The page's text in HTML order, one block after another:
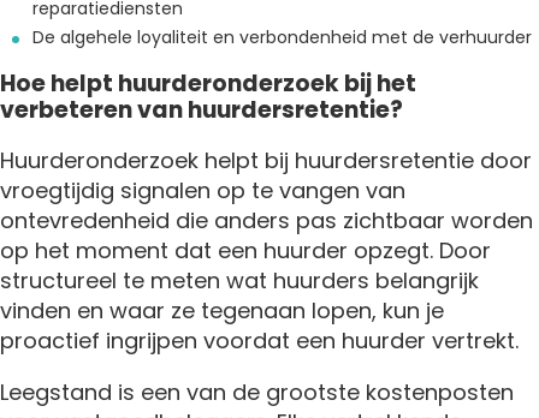
reparatiediensten
De algehele loyaliteit en verbondenheid met de verhuurder
Hoe helpt huurderonderzoek bij het
verbeteren van huurdersretentie?
Huurderonderzoek helpt bij huurdersretentie door
vroegtijdig signalen op te vangen van
ontevredenheid die anders pas zichtbaar worden
op het moment dat een huurder opzegt. Door
structureel te meten wat huurders belangrijk
vinden en waar ze tegenaan lopen, kun je
proactief ingrijpen voordat een huurder vertrekt.
Leegstand is een van de grootste kostenposten